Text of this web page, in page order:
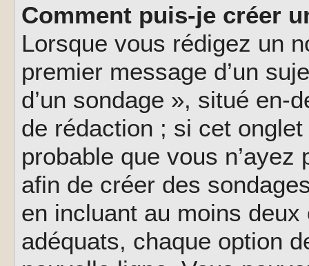
Comment puis-je créer
Lorsque vous rédigez un
premier message d’un
d’un sondage », situé en-
de rédaction ; si cet
probable que vous
afin de créer des
en incluant au moins
adéquats, chaque option